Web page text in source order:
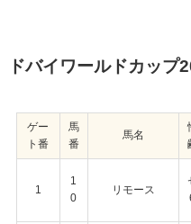
ドバイワールドカップ
ゲー
ト番
馬
番
馬名
1
1
0
リモース